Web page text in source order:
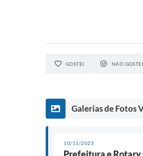
GOSTEI NÃO GOSTEI
Galerias de Fotos
10/11/2025